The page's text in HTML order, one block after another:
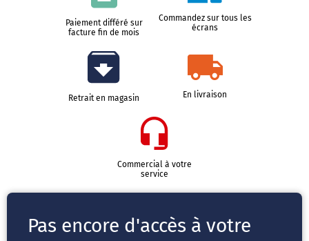
Paiement différé sur
facture fin de mois
Commandez sur tous les
écrans
Retrait en magasin En livraison
Commercial à votre
service
Pas encore d'accès à votre